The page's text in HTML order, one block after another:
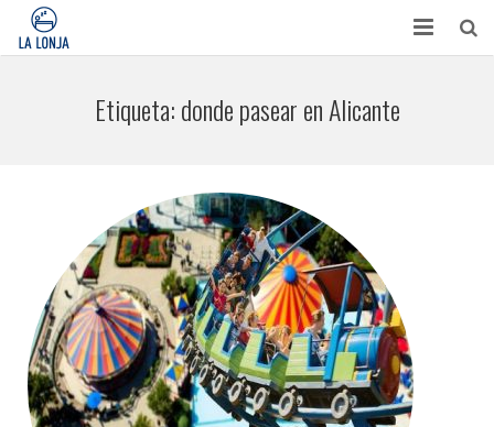
APARTAMENTOS
Etiqueta:donde pasear en Alicante